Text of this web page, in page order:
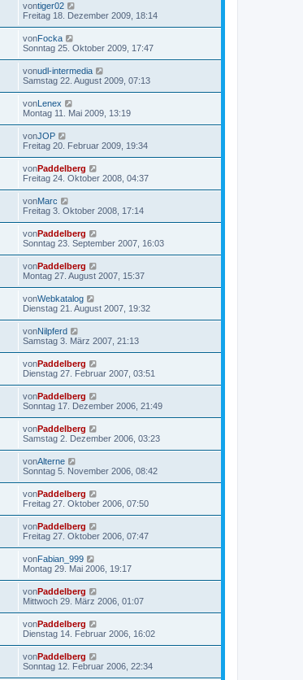
vontiger02
Freitag 18. Dezember 2009, 18:14
vonFocka
Sonntag 25. Oktober 2009, 17:47
vonudl-intermedia
Samstag 22. August 2009, 07:13
vonLenex
Montag 11. Mai 2009, 13:19
vonJOP
Freitag 20. Februar 2009, 19:34
vonPaddelberg
Freitag 24. Oktober 2008, 04:37
vonMarc
Freitag 3. Oktober 2008, 17:14
vonPaddelberg
Sonntag 23. September 2007, 16:03
vonPaddelberg
Montag 27. August 2007, 15:37
vonWebkatalog
Dienstag 21. August 2007, 19:32
vonNilpferd
Samstag 3. März 2007, 21:13
vonPaddelberg
Dienstag 27. Februar 2007, 03:51
vonPaddelberg
Sonntag 17. Dezember 2006, 21:49
vonPaddelberg
Samstag 2. Dezember 2006, 03:23
vonAlterne
Sonntag 5. November 2006, 08:42
vonPaddelberg
Freitag 27. Oktober 2006, 07:50
vonPaddelberg
Freitag 27. Oktober 2006, 07:47
vonFabian_999
Montag 29. Mai 2006, 19:17
vonPaddelberg
Mittwoch 29. März 2006, 01:07
vonPaddelberg
Dienstag 14. Februar 2006, 16:02
vonPaddelberg
Sonntag 12. Februar 2006, 22:34